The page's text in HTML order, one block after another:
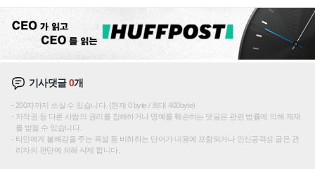
기사댓글0개
200자까지 쓰실 수 있습니다. (현재 0 byte / 최대 400byte)
저작권 등 다른 사람의 권리를 침해하거나 명예를 훼손하는 댓글은 관련 법률에 의해 제재
를 받을 수 있습니다.
타인에게 불쾌감을 주는 욕설 등 비하하는 단어가 내용에 포함되거나 인신공격성 글은 관
리자의 판단에 의해 삭제 합니다.